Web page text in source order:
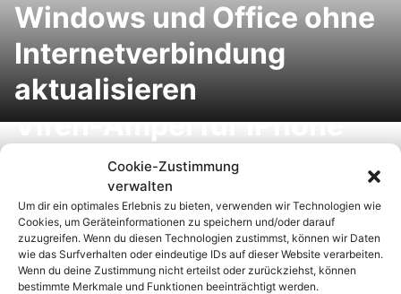
Windows und Office ohne
Internetverbindung
aktualisieren
Viren-Ampel für iPhone
und Android: Kostenlose
Viren-App informiert über
aktuelle Gefahren und
Sicherheitslücken
Cookie-Zustimmung
verwalten
Um dir ein optimales Erlebnis zu bieten, verwenden wir Technologien wie
Cookies, um Geräteinformationen zu speichern und/oder darauf
zuzugreifen. Wenn du diesen Technologien zustimmst, können wir Daten
wie das Surfverhalten oder eindeutige IDs auf dieser Website verarbeiten.
Wenn du deine Zustimmung nicht erteilst oder zurückziehst, können
bestimmte Merkmale und Funktionen beeinträchtigt werden.